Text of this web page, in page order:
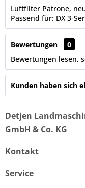
Luftfilter Patrone,
Passend für: DX 3-
Bewertungen
0
Bewertungen lesen,
Kunden haben sich
Detjen
GmbH & Co. KG
Kontakt
Service